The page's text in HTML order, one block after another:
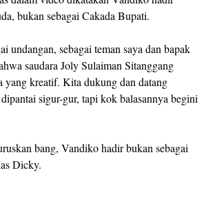
bukan sebagai Cakada Bupati.
undangan, sebagai teman saya dan bapak
saudara Joly Sulaiman Sitanggang
yang kreatif. Kita dukung dan datang
sigur-gur, tapi kok balasannya begini
bang, Vandiko hadir bukan sebagai
Dicky.